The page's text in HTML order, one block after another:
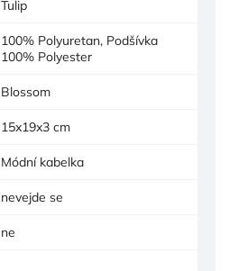
Tulip
100% Polyuretan, Podšívka
100% Polyester
Blossom
15x19x3 cm
Módní kabelka
nevejde se
ne